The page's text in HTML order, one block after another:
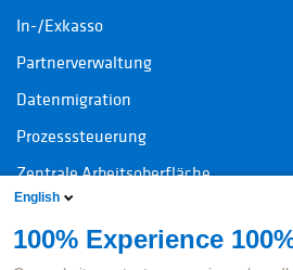
In-/Exkasso
Partnerverwaltung
Datenmigration
Prozesssteuerung
Zentrale Arbeitsoberfläche
Kontakt
English
100% Experience